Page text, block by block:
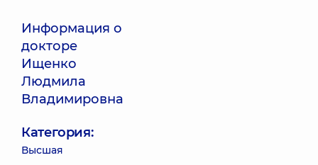
Информация о
докторе
Ищенко
Людмила
Владимировна
Категория:
Высшая